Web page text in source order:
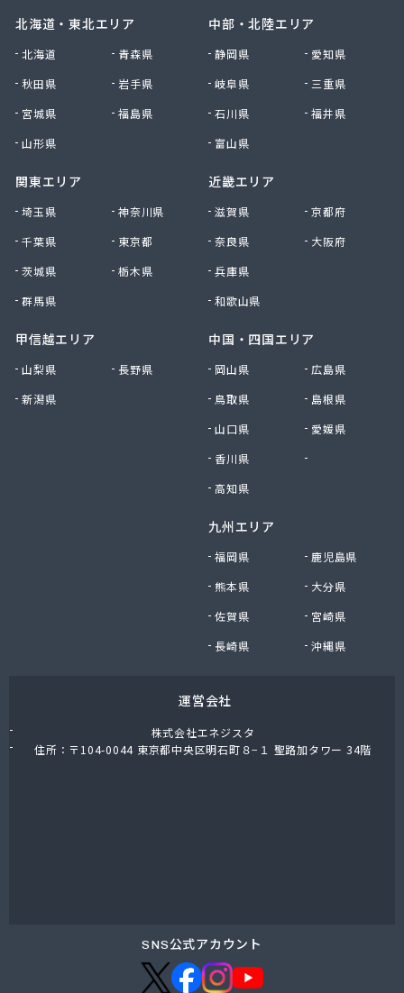
株式会社鈴久商事
株式会社和泉プロパン
株式会社和泉プロパン みやま営業所
株式会社和田商店
株式会社髙岡
丸信エナジー株式会社
貴船商事株式会社
吉村アクティブ産業株式会社
吉武産業株式会社 福岡支店
吉武産業株式会社 福岡西営業所
吉野住宅設備機器有限会社
久留米エル・ピー・ガス株式会社
久留米ガス株式会社
九工ガス株式会社 福岡支店
九石プロパンガス株式会社 田川営業所
古賀政商店
江藤石油株式会社 浮羽営業所
北海道・東北エリア
北海道
青森県
秋田県
岩手県
宮城県
福島県
山形県
関東エリア
埼玉県
神奈川県
千葉県
東京都
茨城県
栃木県
群馬県
甲信越エリア
山梨県
長野県
新潟県
中部・北陸エリア
静岡県
愛知県
岐阜県
三重県
石川県
福井県
富山県
近畿エリア
滋賀県
京都府
奈良県
大阪府
兵庫県
和歌山県
中国・四国エリア
岡山県
広島県
鳥取県
島根県
山口県
愛媛県
香川県
高知県
九州エリア
福岡県
鹿児島県
熊本県
大分県
佐賀県
宮崎県
長崎県
沖縄県
運営会社
株式会社エネジスタ
住所：〒104-0044 東京都中央区明石町８−１ 聖路加タワー 34階
SNS公式アカウント